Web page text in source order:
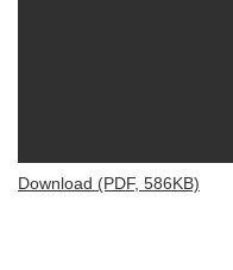
Download (PDF, 586KB)